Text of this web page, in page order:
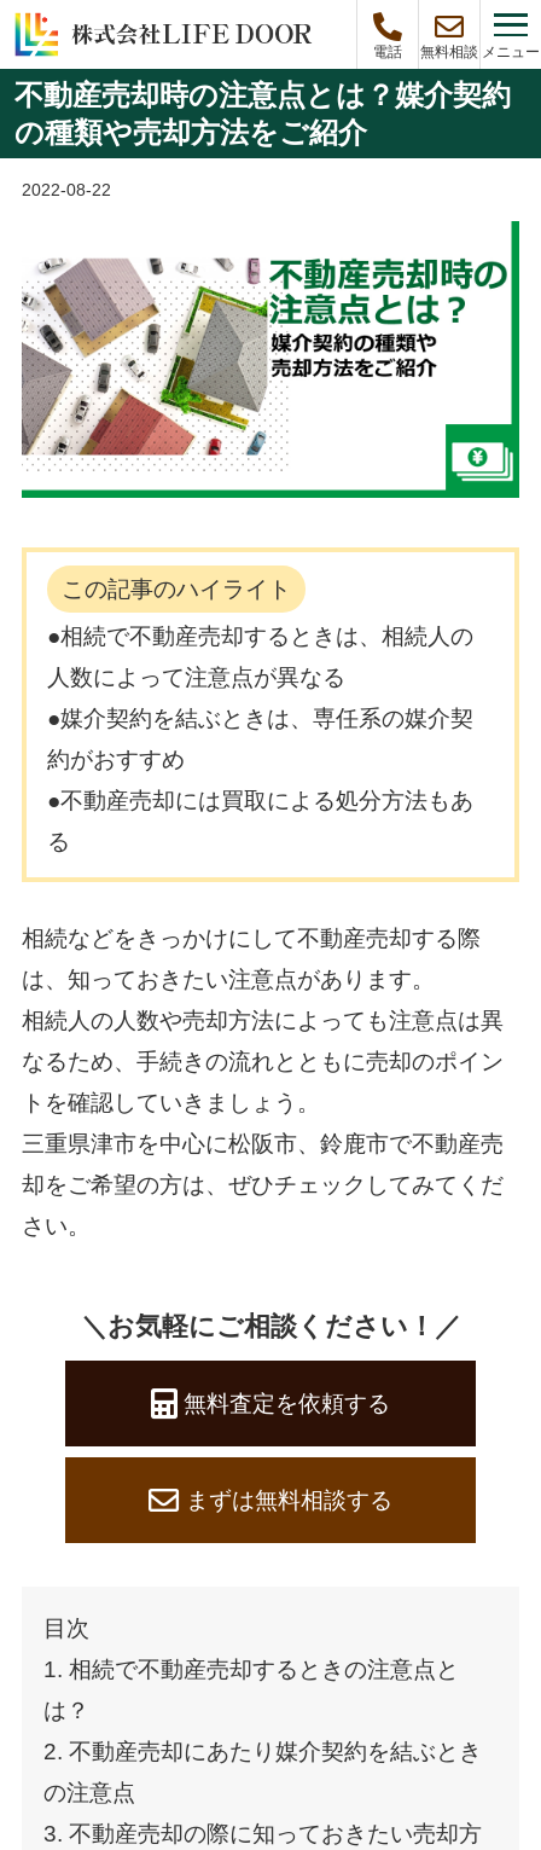
電話 無料相談 メニュー
不動産売却時の注意点とは？媒介契約
の種類や売却方法をご紹介
2022-08-22
この記事のハイライト
●相続で不動産売却するときは、相続人の
人数によって注意点が異なる
●媒介契約を結ぶときは、専任系の媒介契
約がおすすめ
●不動産売却には買取による処分方法もあ
る
相続などをきっかけにして不動産売却する際
は、知っておきたい注意点があります。
相続人の人数や売却方法によっても注意点は異
なるため、手続きの流れとともに売却のポイン
トを確認していきましょう。
三重県津市を中心に松阪市、鈴鹿市で不動産売
却をご希望の方は、ぜひチェックしてみてくだ
さい。
＼お気軽にご相談ください！／
無料査定を依頼する
まずは無料相談する
目次
1. 相続で不動産売却するときの注意点と
は？
2. 不動産売却にあたり媒介契約を結ぶとき
の注意点
3. 不動産売却の際に知っておきたい売却方